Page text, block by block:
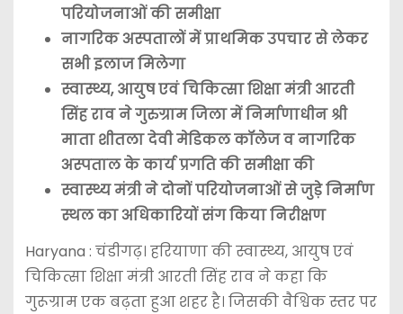
परियोजनाओं की समीक्षा
नागरिक अस्पतालों में प्राथमिक उपचार से लेकर
सभी इलाज मिलेगा
स्वास्थ्य, आयुष एवं चिकित्सा शिक्षा मंत्री आरती
सिंह राव ने गुरुग्राम जिला में निर्माणाधीन श्री
माता शीतला देवी मेडिकल कॉलेज व नागरिक
अस्पताल के कार्य प्रगति की समीक्षा की
स्वास्थ्य मंत्री ने दोनों परियोजनाओं से जुड़े निर्माण
स्थल का अधिकारियों संग किया निरीक्षण
Haryana : चंडीगढ़। हरियाणा की स्वास्थ्य, आयुष एवं
चिकित्सा शिक्षा मंत्री आरती सिंह राव ने कहा कि
गुरूग्राम एक बढ़ता हुआ शहर है। जिसकी वैश्विक स्तर पर